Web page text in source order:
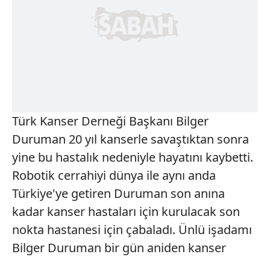
Türk Kanser Derneği Başkanı Bilger
Duruman 20 yıl kanserle savaştıktan sonra
yine bu hastalık nedeniyle hayatını kaybetti.
Robotik cerrahiyi dünya ile aynı anda
Türkiye'ye getiren Duruman son anına
kadar kanser hastaları için kurulacak son
nokta hastanesi için çabaladı. Ünlü işadamı
Bilger Duruman bir gün aniden kanser